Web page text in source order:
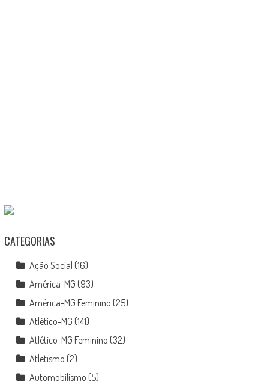
CATEGORIAS
Ação Social (16)
América-MG (93)
América-MG Feminino (25)
Atlético-MG (141)
Atlético-MG Feminino (32)
Atletismo (2)
Automobilismo (5)